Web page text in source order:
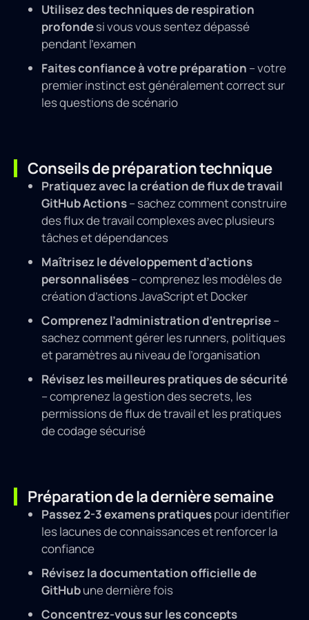
Utilisez des techniques de respiration
profondesi vous vous sentez dépassé
pendant l’examen
Faites confiance à votre préparation – votre
premier instinct est généralement correct sur
les questions de scénario
Conseils de préparation technique
Pratiquez avec la création de flux de travail
GitHub Actions– sachez comment construire
des flux de travail complexes avec plusieurs
tâches et dépendances
Maîtrisez le développement d’actions
personnalisées– comprenez les modèles de
création d’actions JavaScript et Docker
Comprenez l’administration d’entreprise–
sachez comment gérer les runners, politiques
et paramètres au niveau de l’organisation
Révisez les meilleures pratiques de sécurité
– comprenez la gestion des secrets, les
permissions de flux de travail et les pratiques
de codage sécurisé
Préparation de la dernière semaine
Passez 2-3 examens pratiquespour identifier
les lacunes de connaissances et renforcer la
confiance
Révisez la documentation officielle de
GitHubune dernière fois
Concentrez-vous sur les concepts